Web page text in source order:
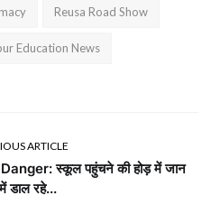
Reusa Road Show
Education News
ARTICLE
स्कूल पहुंचने की होड़ में जान
डाल रहे...